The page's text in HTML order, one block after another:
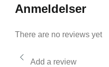
Anmeldelser
There are no reviews yet
Add a review